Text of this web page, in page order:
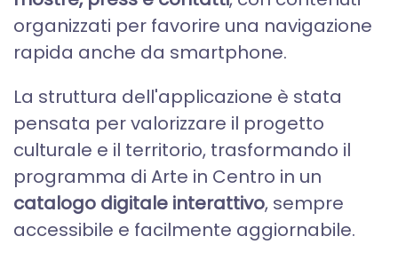
organizzati per favorire una navigazione
rapida anche da smartphone.
La struttura dell'applicazione è stata
pensata per valorizzare il progetto
culturale e il territorio, trasformando il
programma di Arte in Centro in un
catalogo digitale interattivo, sempre
accessibile e facilmente aggiornabile.